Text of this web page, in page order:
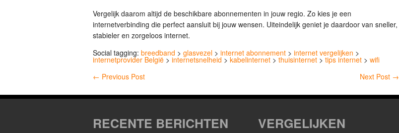
Vergelijk daarom altijd de beschikbare abonnementen in jouw regio. Zo kies je een
internetverbinding die perfect aansluit bij jouw wensen. Uiteindelijk geniet je daardoor van sneller,
stabieler en zorgeloos internet.
Social tagging: breedband > glasvezel > internet abonnement > internet vergelijken >
internetprovider België > internetsnelheid > kabelinternet > thuisinternet > tips internet > wifi
← Previous Post Next Post →
RECENTE BERICHTEN VERGELIJKEN